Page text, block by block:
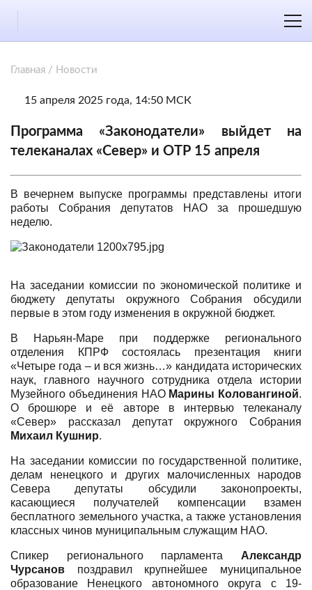
Главная / Новости
15 апреля 2025 года, 14:50 МСК
Программа «Законодатели» выйдет на
телеканалах «Север» и ОТР 15 апреля
В вечернем выпуске программы представлены итоги
работы Собрания депутатов НАО за прошедшую
неделю.
На заседании комиссии по экономической политике и
бюджету депутаты окружного Собрания обсудили
первые в этом году изменения в окружной бюджет.
В Нарьян-Маре при поддержке регионального
отделения КПРФ состоялась презентация книги
«Четыре года – и вся жизнь…» кандидата исторических
наук, главного научного сотрудника отдела истории
Музейного объединения НАО Марины Коловангиной.
О брошюре и её авторе в интервью телеканалу
«Север» рассказал депутат окружного Собрания
Михаил Кушнир.
На заседании комиссии по государственной политике,
делам ненецкого и других малочисленных народов
Севера депутаты обсудили законопроекты,
касающиеся получателей компенсации взамен
бесплатного земельного участка, а также установления
классных чинов муниципальным служащим НАО.
Спикер регионального парламента Александр
Чурсанов поздравил крупнейшее муниципальное
образование Ненецкого автономного округа с 19-